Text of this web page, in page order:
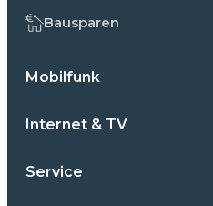
Bausparen
Mobilfunk
Internet & TV
Service